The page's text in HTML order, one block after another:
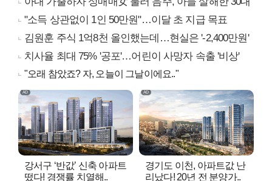
"소득 상관없이 1인 50만원"…이달 초 지급 목표
김원훈 주식 1억8천 올인했는데…현실은 '-2,400만원'
치사율 최대 75% '공포'…어린이 사망자 속출 '비상'
"오래 참았죠? 자, 오늘이 그날이에요.."
강서구 ‘반값’ 신축 아파트
떴다! 경쟁률 치열해..
경기도 이천, 아파트값 난
리났다! 20년 전 분양가..